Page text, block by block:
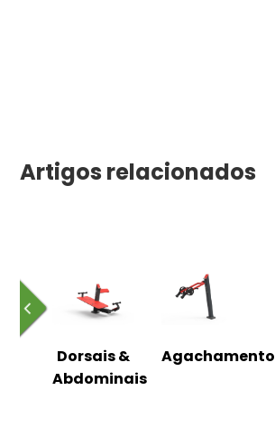
Artigos relacionados
Dorsais &
Abdominais
Agachamento